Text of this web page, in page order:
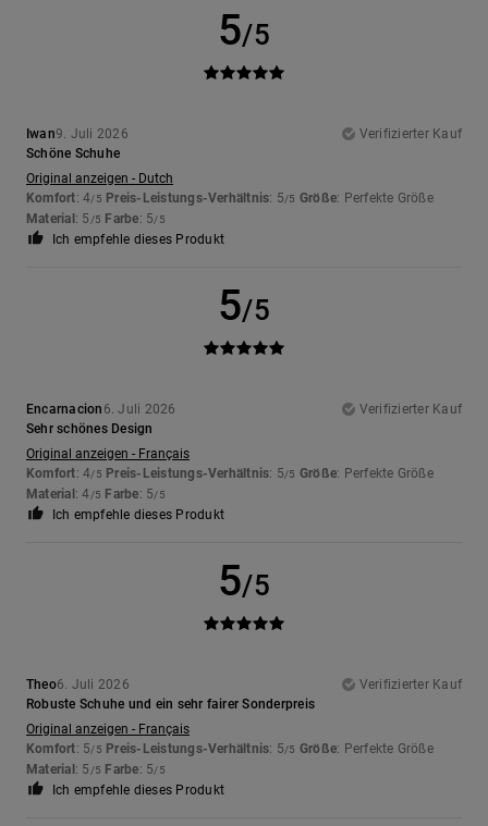
5/5
Iwan9. Juli 2026
Verifizierter Kauf
Schöne Schuhe
Original anzeigen - Dutch
Komfort: 4/5 Preis-Leistungs-Verhältnis: 5/5 Größe: Perfekte Größe
Material: 5 /5 Farbe: 5/5
Ich empfehle dieses Produkt
5/5
Encarnacion 6. Juli 2026
Verifizierter Kauf
Sehr schönes Design
Original anzeigen - Français
Komfort: 4/5 Preis-Leistungs-Verhältnis: 5/5 Größe: Perfekte Größe
Material: 4/5 Farbe: 5/5
Ich empfehle dieses Produkt
5/5
Theo6. Juli 2026
Verifizierter Kauf
Robuste Schuhe und ein sehr fairer Sonderpreis
Original anzeigen - Français
Komfort: 5/5 Preis-Leistungs-Verhältnis: 5/5 Größe: Perfekte Größe
Material: 5 /5 Farbe: 5/5
Ich empfehle dieses Produkt